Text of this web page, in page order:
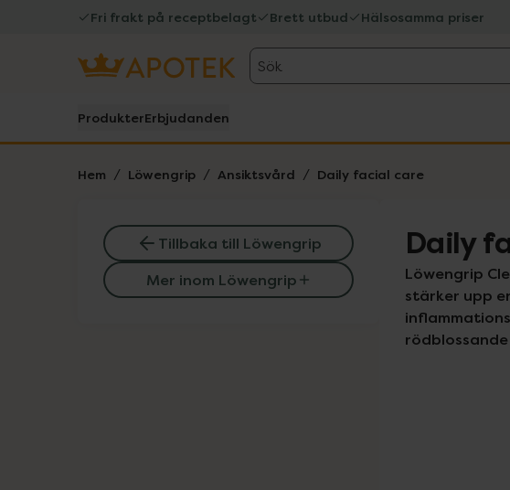
Fri frakt på receptbelagt Brett utbud Hälsosamma priser
Sök
ProdukterErbjudanden
Hem Löwengrip Ansiktsvård Daily facial care
Tillbaka till Löwengrip
Mer inom Löwengrip
Daily
Löwengrip
stärker upp